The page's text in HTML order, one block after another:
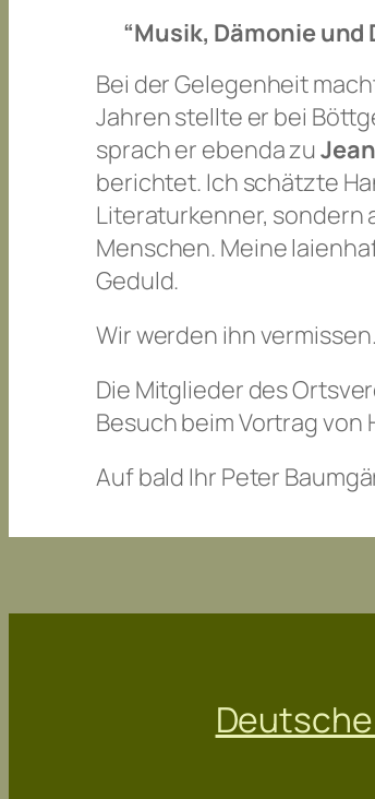
“Musik, Dämonie
Bei der Gelegenheit
Jahren stellte er bei
sprach er ebenda zu
berichtet. Ich schätzte
Literaturkenner, sondern
Menschen. Meine
Geduld.
Wir werden ihn
Die Mitglieder des
Besuch beim Vortrag
Auf bald Ihr Peter